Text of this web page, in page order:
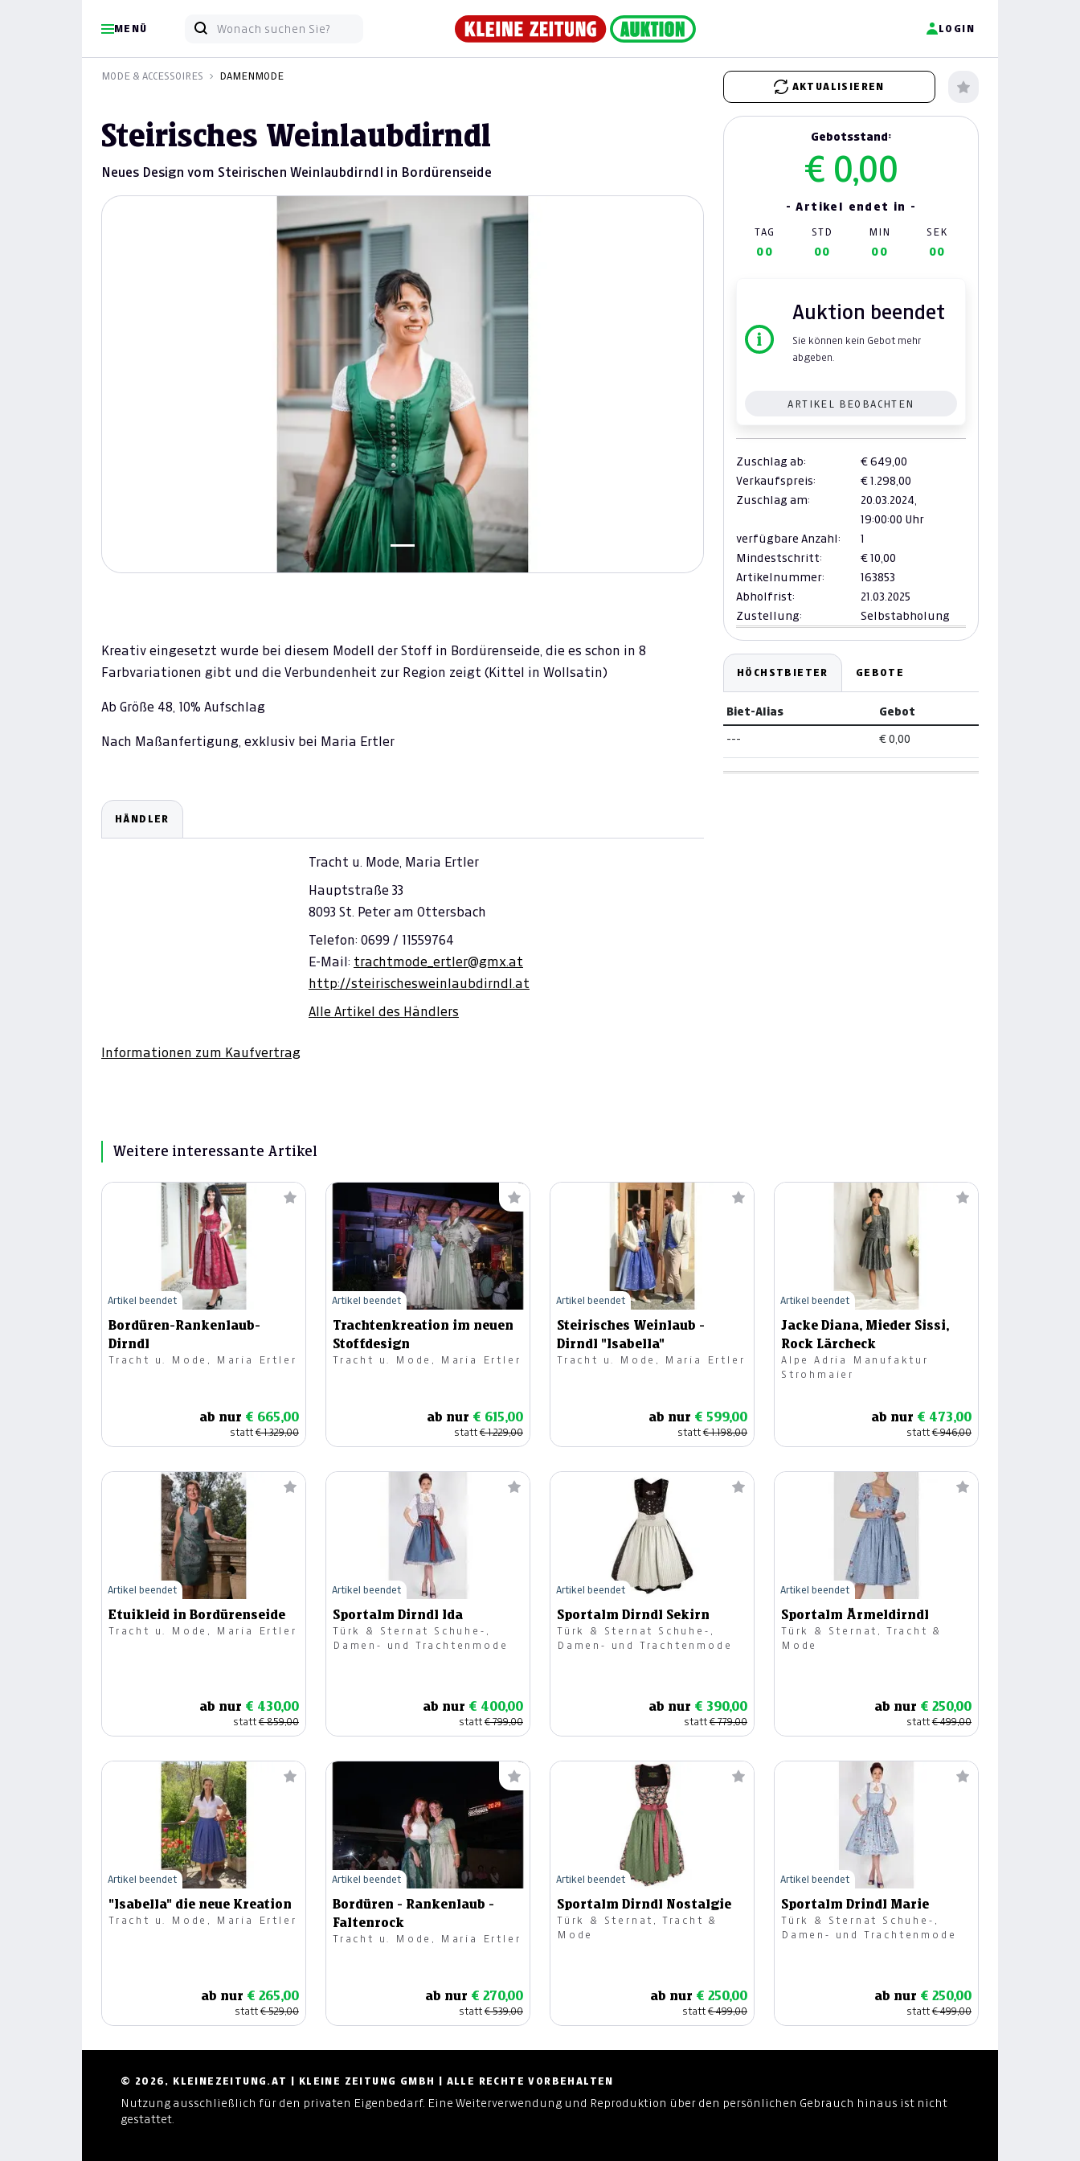
MENÜ LOGIN
MODE & ACCESSOIRES
DAMENMODE
AKTUALISIEREN
Steirisches Weinlaubdirndl
Neues Design vom Steirischen Weinlaubdirndl in Bordürenseide
Kreativ eingesetzt wurde bei diesem Modell der Stoff in Bordürenseide, die es schon in 8
Farbvariationen gibt und die Verbundenheit zur Region zeigt (Kittel in Wollsatin)
Ab Größe 48, 10% Aufschlag
Nach Maßanfertigung, exklusiv bei Maria Ertler
HÄNDLER
Tracht u. Mode, Maria Ertler
Hauptstraße 33
8093 St. Peter am Ottersbach
Telefon: 0699 / 11559764
E-Mail: trachtmode_ertler@gmx.at
http://steirischesweinlaubdirndl.at
Alle Artikel des Händlers
Informationen zum Kaufvertrag
Gebotsstand:
€ 0,00
- Artikel endet in -
TAG STD MIN SEK
00 00 00 00
Auktion beendet
Sie können kein Gebot mehr
abgeben.
ARTIKEL BEOBACHTEN
Zuschlag ab:
€ 649,00
Verkaufspreis:
€ 1.298,00
Zuschlag am:
20.03.2024,
19:00:00 Uhr
verfügbare Anzahl:
1
Mindestschritt:
€ 10,00
Artikelnummer:
163853
Abholfrist:
21.03.2025
Zustellung:
Selbstabholung
HÖCHSTBIETER GEBOTE
Biet-Alias Gebot
--- € 0,00
Weitere interessante Artikel
Bordüren-Rankenlaub-
Dirndl
Tracht u. Mode, Maria Ertler
ab nur € 665,00
statt€ 1.329,00
Artikel beendet
Trachtenkreation im neuen
Stoffdesign
Tracht u. Mode, Maria Ertler
ab nur € 615,00
statt€ 1.229,00
Artikel beendet
Steirisches Weinlaub -
Dirndl "Isabella"
Tracht u. Mode, Maria Ertler
ab nur € 599,00
statt€ 1.198,00
Artikel beendet
Jacke Diana, Mieder Sissi,
Rock Lärcheck
Alpe Adria Manufaktur
Strohmaier
ab nur € 473,00
statt€ 946,00
Artikel beendet
Etuikleid in Bordürenseide
Tracht u. Mode, Maria Ertler
ab nur € 430,00
statt€ 859,00
Artikel beendet
Sportalm Dirndl Ida
Türk & Sternat Schuhe-,
Damen- und Trachtenmode
ab nur € 400,00
statt€ 799,00
Artikel beendet
Sportalm Dirndl Sekirn
Türk & Sternat Schuhe-,
Damen- und Trachtenmode
ab nur € 390,00
statt€ 779,00
Artikel beendet
Sportalm Ärmeldirndl
Türk & Sternat, Tracht &
Mode
ab nur € 250,00
statt€ 499,00
Artikel beendet
"Isabella" die neue Kreation
Tracht u. Mode, Maria Ertler
ab nur € 265,00
statt€ 529,00
Artikel beendet
Bordüren - Rankenlaub -
Faltenrock
Tracht u. Mode, Maria Ertler
ab nur € 270,00
statt€ 539,00
Artikel beendet
Sportalm Dirndl Nostalgie
Türk & Sternat, Tracht &
Mode
ab nur € 250,00
statt€ 499,00
Artikel beendet
Sportalm Drindl Marie
Türk & Sternat Schuhe-,
Damen- und Trachtenmode
ab nur € 250,00
statt€ 499,00
Artikel beendet
© 2026, KLEINEZEITUNG.AT | KLEINE ZEITUNG GMBH | ALLE RECHTE VORBEHALTEN
Nutzung ausschließlich für den privaten Eigenbedarf. Eine Weiterverwendung und Reproduktion über den persönlichen Gebrauch hinaus ist nicht
gestattet.